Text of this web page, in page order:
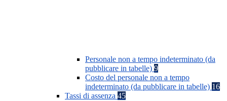
Personale non a tempo indeterminato (da
pubblicare in tabelle) 9
Costo del personale non a tempo
indeterminato (da pubblicare in tabelle) 16
Tassi di assenza 45